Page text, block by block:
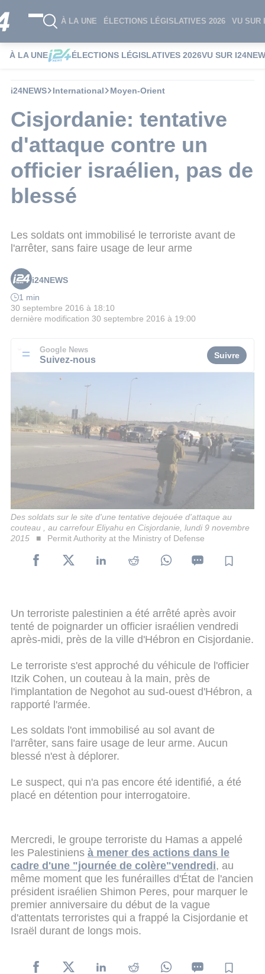
À LA UNE ÉLECTIONS LÉGISLATIVES 2026 VU SUR
À LA UNE ÉLECTIONS LÉGISLATIVES 2026VU SUR
i24NEWS International Moyen-Orient
Cisjordanie: tentative
d'attaque contre un
officier israélien, pas de
blessé
Les soldats ont immobilisé le terroriste avant de
l'arrêter, sans faire usage de leur arme
i24NEWS
1 min
30 septembre 2016 à 18:10
dernière modification 30 septembre 2016 à 19:00
Google News
Suivez-nous Suivre
Des soldats sur le site d'une tentative dejouée d'attaque au
couteau , au carrefour Eliyahu en Cisjordanie, lundi 9 novembre
2015
Permit Authority at the Ministry of Defense
Un terroriste palestinien a été arrêté après avoir
tenté de poignarder un officier israélien vendredi
après-midi, près de la ville d'Hébron en Cisjordanie.
Le terroriste s'est approché du véhicule de l'officier
Itzik Cohen, un couteau à la main, près de
l'implantation de Negohot au sud-ouest d'Hébron, a
rapporté l'armée.
Les soldats l'ont immobilisé au sol avant de
l'arrêter, sans faire usage de leur arme. Aucun
blessé n'est à déplorer.
Le suspect, qui n'a pas encore été identifié, a été
placé en détention pour interrogatoire.
Mercredi, le groupe terroriste du Hamas a appelé
les Palestiniens à mener des actions dans le
cadre d'une "journée de colère"vendredi, au
même moment que les funérailles d'État de l'ancien
président israélien Shimon Peres, pour marquer le
premier anniversaire du début de la vague
d'attentats terroristes qui a frappé la Cisjordanie et
Israël durant de longs mois.